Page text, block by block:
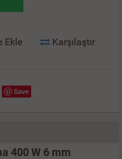
Ekle
Karşılaştır
Save
400 W 6 mm